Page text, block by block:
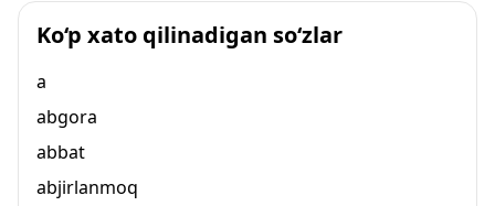
Ko‘p xato qilinadigan so‘zlar
a
abgora
abbat
abjirlanmoq